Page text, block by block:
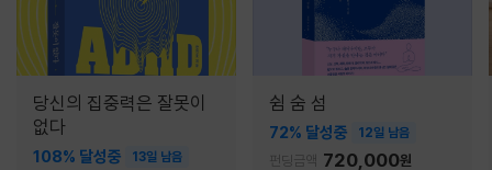
당신의 집중력은 잘못이
없다
108% 달성중 13일 남음
쉼 숨 섬
72% 달성중 12일 남음
펀딩금액 720,000원